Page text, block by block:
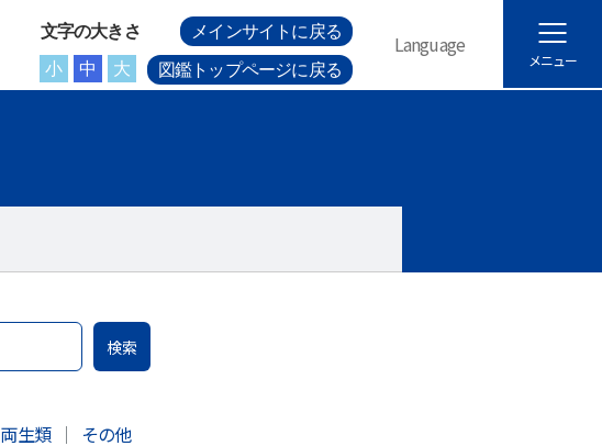
文字の大きさ
小
中 大
メインサイトに戻る
図鑑トップページに戻る
Language
メニュー
検索
両生類 ｜ その他